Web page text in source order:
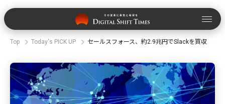
Top Today's PICK UP セールスフォース、約2.9兆円でSlackを買収